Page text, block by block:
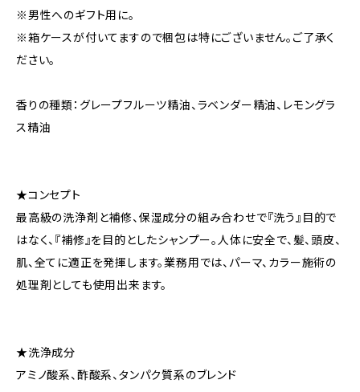
※男性へのギフト用に。
※箱ケースが付いてますので梱包は特にございません。ご了承く
ださい。
香りの種類：グレープフルーツ精油、ラベンダー精油、レモングラ
ス精油
★コンセプト
最高級の洗浄剤と補修、保湿成分の組み合わせで『洗う』目的で
はなく、『補修』を目的としたシャンプー。人体に安全で、髪、頭皮、
肌、全てに適正を発揮します。業務用では、パーマ、カラー施術の
処理剤としても使用出来ます。
★洗浄成分
アミノ酸系、酢酸系、タンパク質系のブレンド